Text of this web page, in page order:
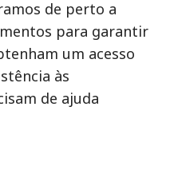
de perto a
para garantir
um acesso
às
de ajuda